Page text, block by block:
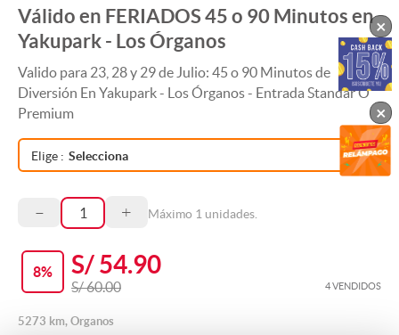
Válido en FERIADOS 45 o 90 Minutos en
Yakupark - Los Órganos
Valido para 23, 28 y 29 de Julio: 45 o 90 Minutos de
Diversión En Yakupark - Los Órganos - Entrada Standar O
Premium
Elige : Selecciona
– + Máximo 1 unidades.
8% S/ 54.90
S/ 60.00 4 VENDIDOS
5273 km, Organos
×
×